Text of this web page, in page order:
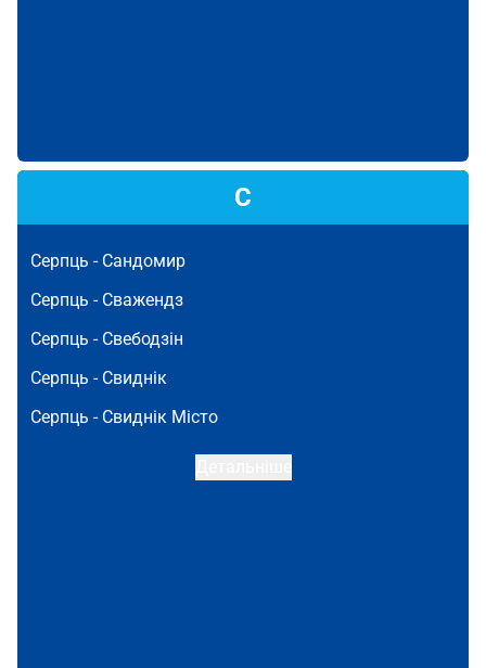
С
Серпць - Сандомир
Серпць - Сважендз
Серпць - Свебодзін
Серпць - Свиднік
Серпць - Свиднік Місто